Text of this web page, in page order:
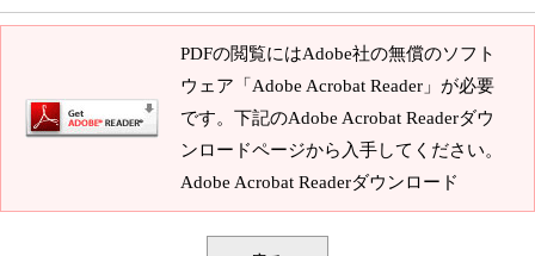
PDFの閲覧にはAdobe社の無償のソフト
ウェア「Adobe Acrobat Reader」が必要
です。下記のAdobe Acrobat Readerダウ
ンロードページから入手してください。
Adobe Acrobat Readerダウンロード